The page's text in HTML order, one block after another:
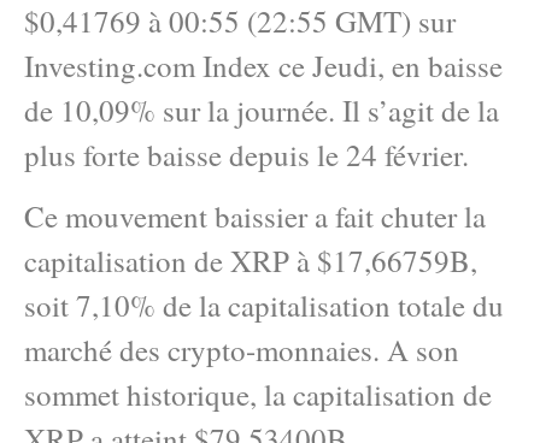
$0,41769 à 00:55 (22:55 GMT) sur
Investing.com Index ce Jeudi, en baisse
de 10,09% sur la journée. Il s’agit de la
plus forte baisse depuis le 24 février.
Ce mouvement baissier a fait chuter la
capitalisation de XRP à $17,66759B,
soit 7,10% de la capitalisation totale du
marché des crypto-monnaies. A son
sommet historique, la capitalisation de